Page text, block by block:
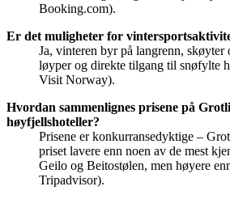
Booking.com).
Er det muligheter for
Ja, vinteren byr på langrenn, skøyter
løyper og direkte tilgang til snøfylte
Visit Norway).
Hvordan sammenlignes prisene på
høyfjellshoteller?
Prisene er konkurransedyktige –
priset lavere enn noen av de mest
Geilo og Beitostølen, men høyere
Tripadvisor).